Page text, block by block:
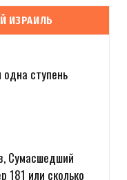
ИЗРАИЛЬ
ступень
Сумасшедший
181 или сколько